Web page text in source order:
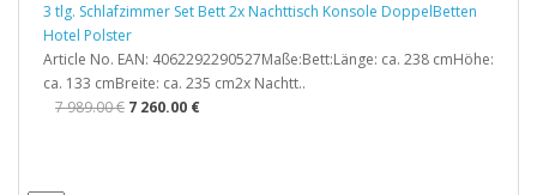
3 tlg. Schlafzimmer Set Bett 2x Nachttisch Konsole DoppelBetten
Hotel Polster
Article No. EAN: 4062292290527Maße:Bett:Länge: ca. 238 cmHöhe:
ca. 133 cmBreite: ca. 235 cm2x Nachtt..
7 989.00 € 7 260.00 €